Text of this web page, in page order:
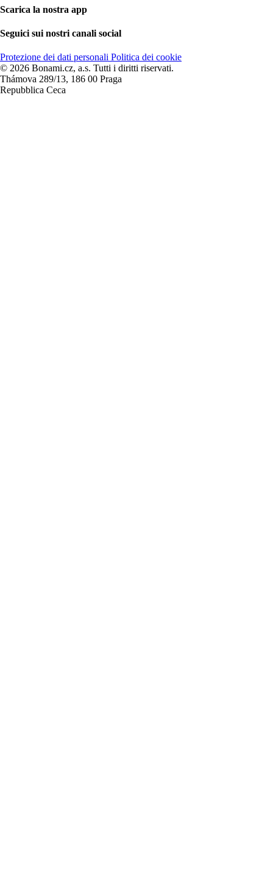
Scarica la nostra app
Seguici sui nostri canali social
Protezione dei dati personali Politica dei cookie
© 2026 Bonami.cz, a.s. Tutti i diritti riservati.
Thámova 289/13, 186 00 Praga
Repubblica Ceca